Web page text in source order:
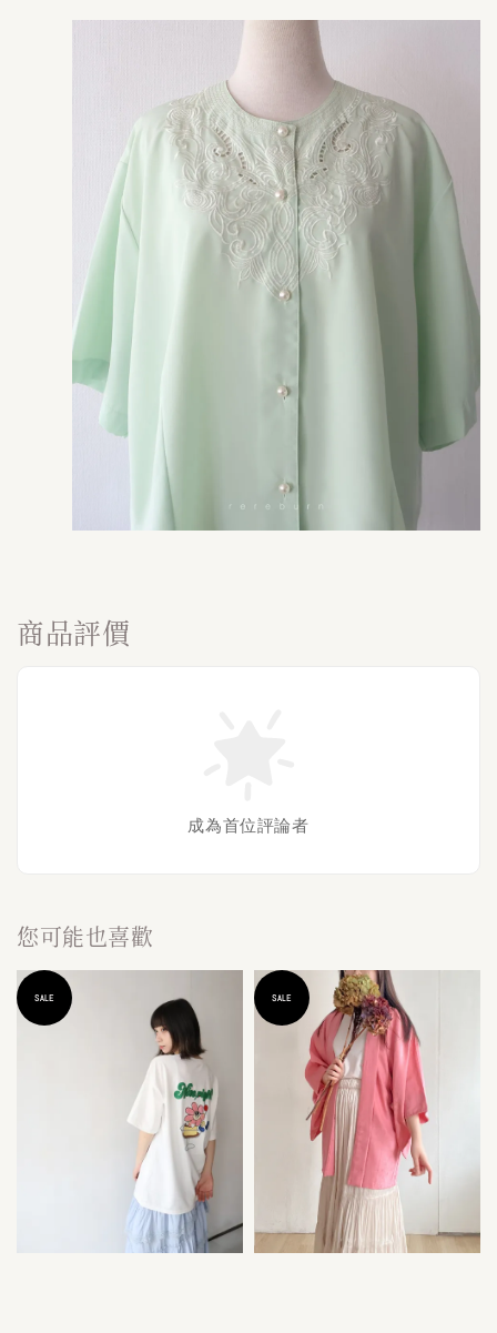
商品評價
成為首位評論者
您可能也喜歡
SALE SALE